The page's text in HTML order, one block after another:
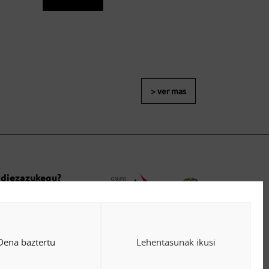
baztertu Lehentasunak ikusi
> ver mas